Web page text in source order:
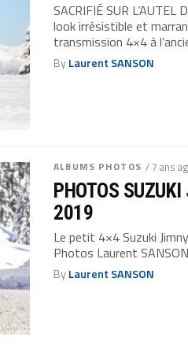
SACRIFIÉ SUR L’AUTEL
look irrésistible et
transmission 4×4 à
ByLaurent SANSON
ALBUMS PHOTOS / 7 ans
PHOTOS
2019
Le petit 4×4 Suzuki
Photos Laurent SANSON
ByLaurent SANSON